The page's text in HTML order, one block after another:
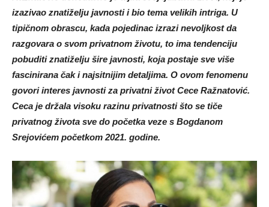
izazivao znatiželju javnosti i bio tema velikih intriga. U
tipičnom obrascu, kada pojedinac izrazi nevoljkost da
razgovara o svom privatnom životu, to ima tendenciju
pobuditi znatiželju šire javnosti, koja postaje sve više
fascinirana čak i najsitnijim detaljima. O ovom fenomenu
govori interes javnosti za privatni život Cece Ražnatović.
Ceca je držala visoku razinu privatnosti što se tiče
privatnog života sve do početka veze s Bogdanom
Srejovićem početkom 2021. godine.